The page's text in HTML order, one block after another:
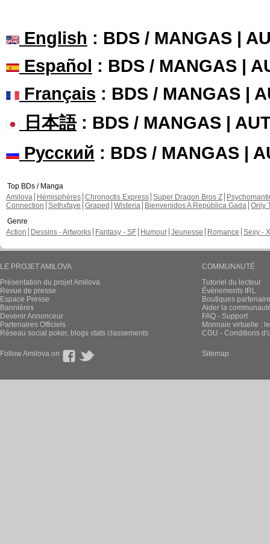
English : BDS / MANGAS |
Español : BDS / MANGAS |
Français : BDS / MANGAS |
日本語: BDS / MANGAS |
Русский : BDS / MANGAS |
Top BDs / Manga
Amilova
Hémisphères Chronoctis Express Super Dragon Bros Z
Connection Sethxfaye Graped Wisteria Bienvenidos A República Gada Only
Genre
Action
Dessins - Artworks Fantasy - SF Humour Jeunesse Romance Sexy -
LE PROJET AMILOVA
Présentation du projet Amilova
Revue de presse
Espace Presse
Bannières
Devenir Annonceur
Partenaires Officiels
Réseau social poker, blogs stats classements
COMMUNAUTÉ
Tutoriel du lecteur
Évènements IRL
Boutiques
Aider la
FAQ - Support
Monnaie virtuelle :
CGU - Conditions
Follow Amilova on Sitemap